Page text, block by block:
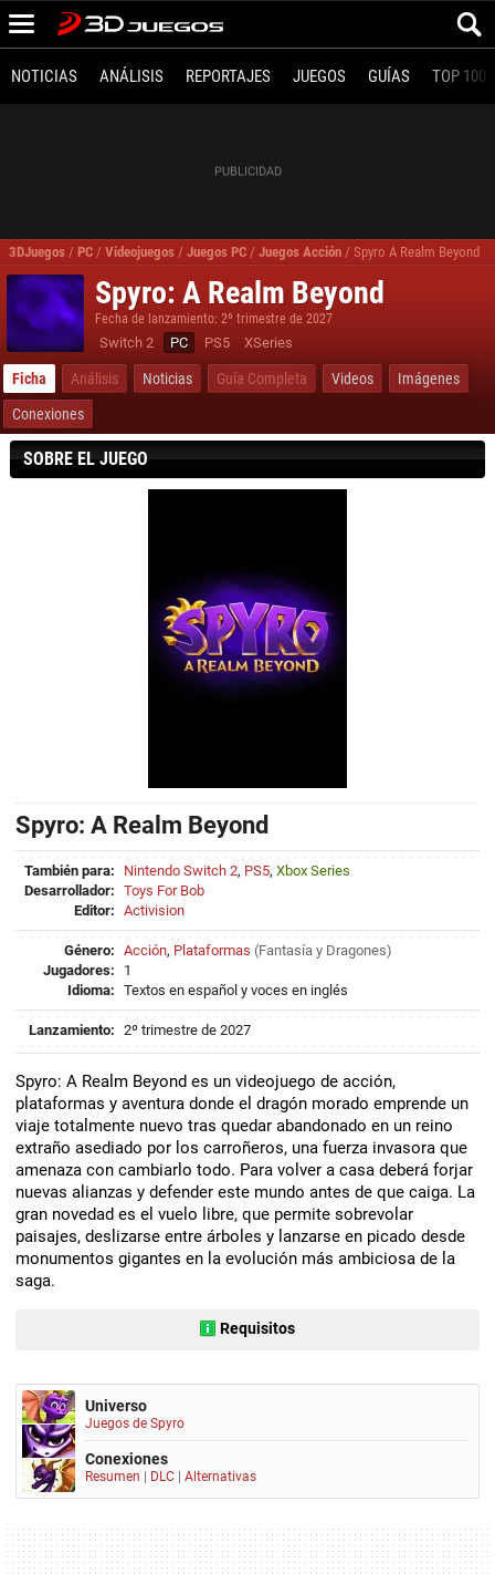
NOTICIAS ANÁLISIS REPORTAJES JUEGOS GUÍAS TOP 100
3DJuegos / PC / Videojuegos / Juegos PC / Juegos Acción / Spyro A Realm Beyond
Spyro: A Realm Beyond
Fecha de lanzamiento: 2º trimestre de 2027
Switch 2 PC PS5 XSeries
Ficha Análisis Noticias Guía Completa Videos
Imágenes
Conexiones
SOBRE EL JUEGO
Spyro: A Realm Beyond
También para: Nintendo Switch 2, PS5, Xbox Series
Desarrollador: Toys For Bob
Editor: Activision
Género: Acción, Plataformas (Fantasía y Dragones)
Jugadores:
1
Idioma: Textos en español y voces en inglés
Lanzamiento: 2º trimestre de 2027
Spyro: A Realm Beyond es un videojuego de acción,
plataformas y aventura donde el dragón morado emprende un
viaje totalmente nuevo tras quedar abandonado en un reino
extraño asediado por los carroñeros, una fuerza invasora que
amenaza con cambiarlo todo. Para volver a casa deberá forjar
nuevas alianzas y defender este mundo antes de que caiga. La
gran novedad es el vuelo libre, que permite sobrevolar
paisajes, deslizarse entre árboles y lanzarse en picado desde
monumentos gigantes en la evolución más ambiciosa de la
saga.
Requisitos
Universo
Juegos de Spyro
Conexiones
Resumen DLC Alternativas